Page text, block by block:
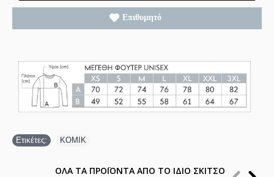
Επιθυμητό
Ετικέτες: ΚΟΜΙΚ
ΟΛΑ ΤΑ ΠΡΟΪΟΝΤΑ ΑΠΟ ΤΟ ΙΔΙΟ ΣΚΙΤΣΟ